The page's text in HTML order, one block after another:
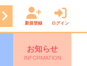
グ開幕戦 横浜Ｆ・マリ
新規登録 ログイン
お知らせ
INFORMATION